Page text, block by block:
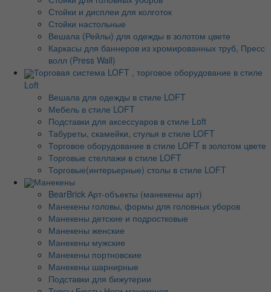
Стойки и дисплеи для колготок
Стойки настольные
Вешала (Рейлы) для одежды в золотом цвете
Каркасы для баннеров из хромированных труб, Пресс
волл (Press Wall)
Торговая система LOFT , торговое оборудование в стиле
Loft
Вешала для одежды в стиле LOFT
Мебель в стиле LOFT
Подставки для аксессуаров в стиле Loft
Табуреты, скамейки, стулья в стиле LOFT
Торговое оборудование в стиле LOFT в золотом цвете
Торговые стеллажи в стиле LOFT
Торговые(интерьерные) столы в стиле LOFT
Манекены
BearBrick Арт-объекты (манекены арт)
Манекены головы, формы для головных уборов
Манекены детские и подростковые
Манекены женские
Манекены мужские
Манекены портновские
Манекены шарнирные
Подставки для бижутерии